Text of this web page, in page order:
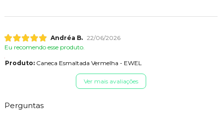
Andréa B. 22/06/2026
Eu recomendo esse produto.
Produto:Caneca Esmaltada Vermelha - EWEL
Ver mais avaliações
Perguntas